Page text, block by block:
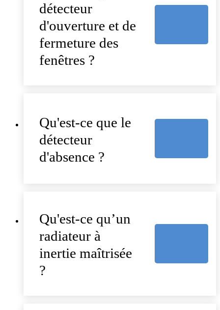
détecteur
d'ouverture et de
fermeture des
fenêtres ?
Qu'est-ce que le
détecteur
d'absence ?
Qu'est-ce qu’un
radiateur à
inertie maîtrisée
?